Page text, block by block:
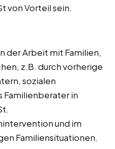
von Vorteil sein.
der Arbeit mit Familien,
z.B. durch vorherige
sozialen
Familienberater in
und im
Familiensituationen.